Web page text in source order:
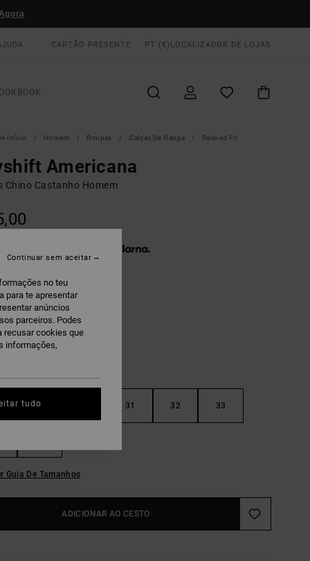
CARTÃO PRESENTE PT (€) LOCALIZADOR DE LOJAS
Início Homem Roupas Calças De Ganga Relaxed Fit
Americana
Chino Castanho Homem
29 31 32 33
Guia De Tamanhos
ADICIONAR AO CESTO
no teu
para te apresentar
anúncios
parceiros. Podes
recusar cookies que
informações,
Continuar sem aceitar
tudo